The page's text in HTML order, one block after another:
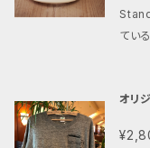
てい
オリ